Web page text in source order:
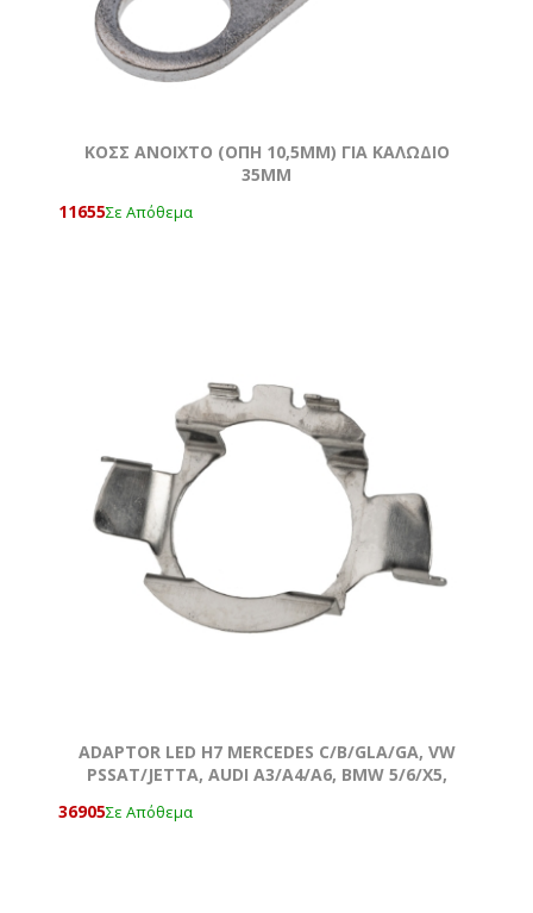
ΚΟΣΣ ΑΝΟΙΧΤΟ (ΟΠΗ 10,5MM) ΓΙΑ ΚΑΛΩΔΙΟ
35MM
11655Σε Απόθεμα
ADAPTOR LED H7 MERCEDES C/B/GLA/GA, VW
PSSAT/JETTA, AUDI A3/A4/A6, BMW 5/6/X5,
36905Σε Απόθεμα